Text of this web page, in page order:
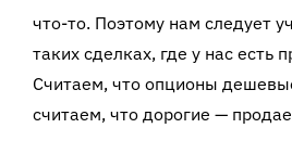
что-то. Поэтому нам следует
таких сделках, где у нас есть
Считаем, что опционы
считаем, что дорогие —